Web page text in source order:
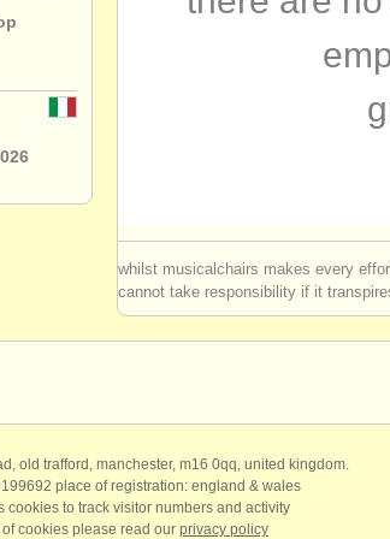
degree courses: guitarra
whilst musicalchairs makes every
cannot take responsibility if it
old trafford, manchester, m16 0qq, united kingdom.
place of registration: england & wales
cookies to track visitor numbers and activity
cookies please read our privacy policy